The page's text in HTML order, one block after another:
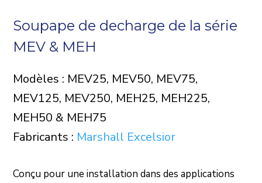
Soupape de decharge de la série
MEV & MEH
Modèles : MEV25, MEV50, MEV75,
MEV125, MEV250, MEH25, MEH225,
MEH50 & MEH75
Fabricants : Marshall Excelsior
Conçu pour une installation dans des applications